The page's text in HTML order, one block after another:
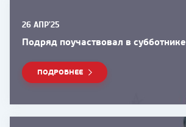
26 АПР'25
Подряд поучаствовал в субботнике
ПОДРОБНЕЕ